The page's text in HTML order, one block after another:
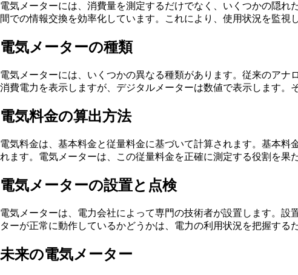
電気メーターには、消費量を測定するだけでなく、いくつかの隠
間での情報交換を効率化しています。これにより、使用状況を監視
電気メーターの種類
電気メーターには、いくつかの異なる種類があります。従来のア
消費電力を表示しますが、デジタルメーターは数値で表示します。
電気料金の算出方法
電気料金は、基本料金と従量料金に基づいて計算されます。基本
れます。電気メーターは、この従量料金を正確に測定する役割を果
電気メーターの設置と点検
電気メーターは、電力会社によって専門の技術者が設置します。
ターが正常に動作しているかどうかは、電力の利用状況を把握する
未来の電気メーター